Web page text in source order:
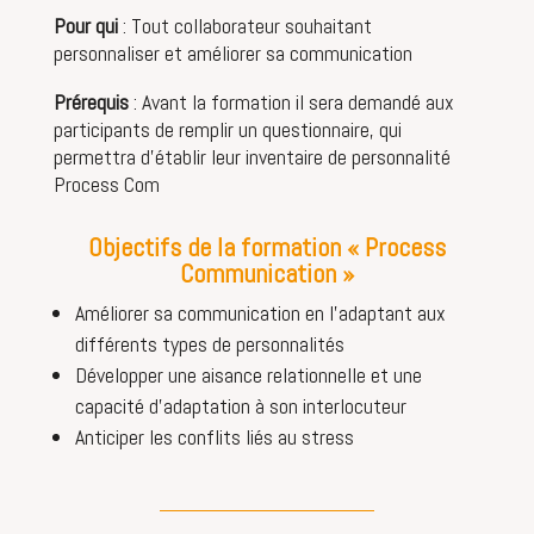
Pour qui: Tout collaborateur souhaitant
personnaliser et améliorer sa communication
Prérequis: Avant la formation il sera demandé aux
participants de remplir un questionnaire, qui
permettra d’établir leur inventaire de personnalité
Process Com
Objectifs de la formation « Process
Communication »
Améliorer sa communication en l’adaptant aux
différents types de personnalités
Développer une aisance relationnelle et une
capacité d’adaptation à son interlocuteur
Anticiper les conflits liés au stress